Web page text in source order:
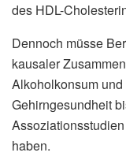
des HDL-
Dennoch müsse
kausaler
Alkoholkonsum
Gehirngesundheit
haben.